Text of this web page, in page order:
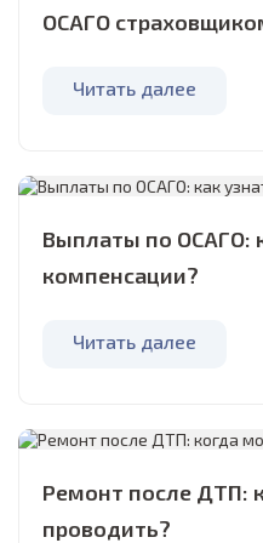
ОСАГО
Читать далее
Выплаты по ОСАГО:
компенсации?
Читать далее
Ремонт после ДТП:
проводить?